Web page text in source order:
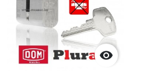
